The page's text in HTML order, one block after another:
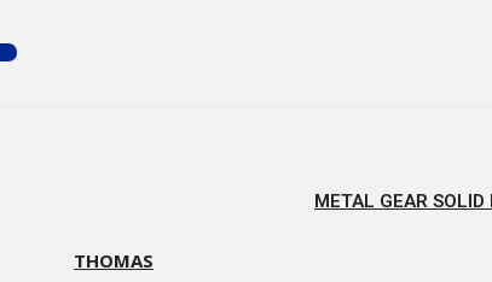
METAL GEAR
THOMAS